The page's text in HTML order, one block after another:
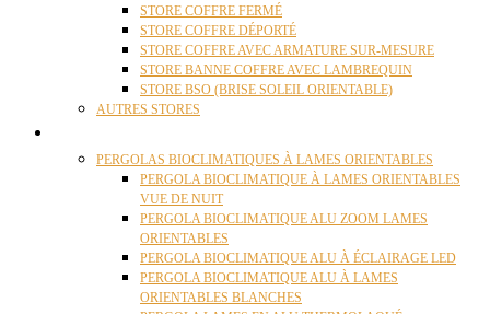
STORE COFFRE FERMÉ
STORE COFFRE DÉPORTÉ
STORE COFFRE AVEC ARMATURE SUR-MESURE
STORE BANNE COFFRE AVEC LAMBREQUIN
STORE BSO (BRISE SOLEIL ORIENTABLE)
AUTRES STORES
PERGOLAS BIOCLIMATIQUES À LAMES ORIENTABLES
PERGOLA BIOCLIMATIQUE À LAMES ORIENTABLES
VUE DE NUIT
PERGOLA BIOCLIMATIQUE ALU ZOOM LAMES
ORIENTABLES
PERGOLA BIOCLIMATIQUE ALU À ÉCLAIRAGE LED
PERGOLA BIOCLIMATIQUE ALU À LAMES
ORIENTABLES BLANCHES